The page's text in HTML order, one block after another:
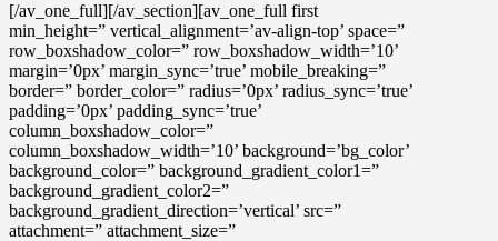
[/av_one_full][/av_section][av_one_full first
min_height=” vertical_alignment=’av-align-top’ space=”
row_boxshadow_color=” row_boxshadow_width=’10’
margin=’0px’ margin_sync=’true’ mobile_breaking=”
border=” border_color=” radius=’0px’ radius_sync=’true’
padding=’0px’ padding_sync=’true’
column_boxshadow_color=”
column_boxshadow_width=’10’ background=’bg_color’
background_color=” background_gradient_color1=”
background_gradient_color2=”
background_gradient_direction=’vertical’ src=”
attachment=” attachment_size=”